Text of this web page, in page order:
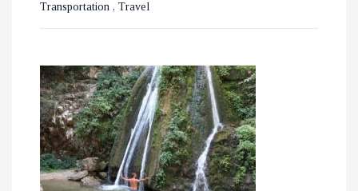
Transportation , Travel
ΕΞΕΡΕΥΝΩΝΤΑΣ ΤΟ
ΒΟΥΚΟΥΡΕΣΤΙ ΣΕ 3 ΗΜΕΡΕΣ